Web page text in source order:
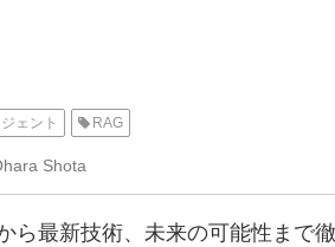
ェント RAG
Shota
ら最新技術、未来の可能性まで